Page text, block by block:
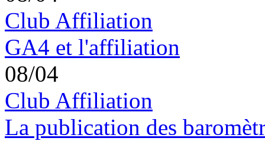
Club Affiliation
GA4 et l'affiliation
08/04
Club Affiliation
La publication des